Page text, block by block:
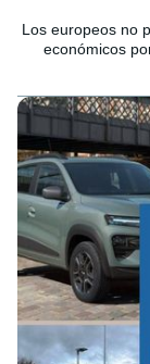
Los europeos no
económicos